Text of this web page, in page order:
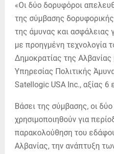
«Οι δύο δορυφόροι
της σύμβασης
της άμυνας και ασφάλειας
με προηγμένη τεχνολογία
Δημοκρατίας της Αλβανίας
Υπηρεσίας Πολιτικής
Satellogic USA Inc., αξίας 6
Βάσει της σύμβασης, οι
χρησιμοποιηθούν για
παρακολούθηση του
Αλβανίας, την ανάπτυξη